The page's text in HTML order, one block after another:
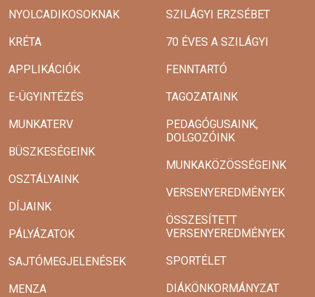
NYOLCADIKOSOKNAK
KRÉTA
APPLIKÁCIÓK
E-ÜGYINTÉZÉS
MUNKATERV
BÜSZKESÉGEINK
OSZTÁLYAINK
DÍJAINK
PÁLYÁZATOK
SAJTÓMEGJELENÉSEK
MENZA
SZILÁGYI ERZSÉBET
70 ÉVES A SZILÁGYI
FENNTARTÓ
TAGOZATAINK
PEDAGÓGUSAINK,
DOLGOZÓINK
MUNKAKÖZÖSSÉGEINK
VERSENYEREDMÉNYEK
ÖSSZESÍTETT
VERSENYEREDMÉNYEK
SPORTÉLET
DIÁKÖNKORMÁNYZAT